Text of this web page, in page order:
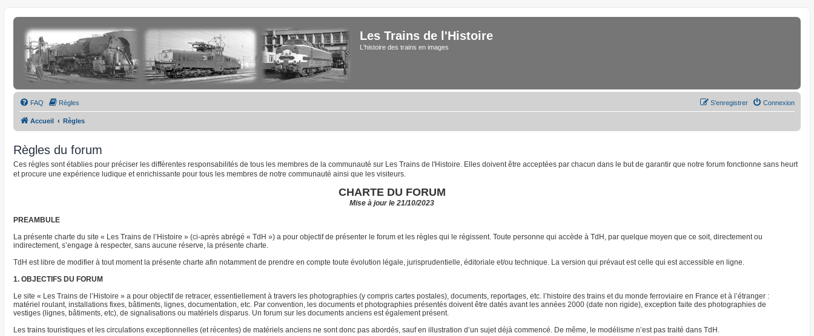
Les Trains de l'Histoire
L'histoire des trains en images
FAQ Règles Connexion
S’enregistrer
Accueil Règles
Règles du forum
Ces règles sont établies pour préciser les différentes responsabilités de tous les membres de la communauté sur Les Trains de l'Histoire. Elles doivent être acceptées par chacun dans le but de garantir que notre forum fonctionne sans heurt
et procure une expérience ludique et enrichissante pour tous les membres de notre communauté ainsi que les visiteurs.
CHARTE DU FORUM
Mise à jour le 21/10/2023
PREAMBULE
La présente charte du site « Les Trains de l’Histoire » (ci-après abrégé « TdH ») a pour objectif de présenter le forum et les règles qui le régissent. Toute personne qui accède à TdH, par quelque moyen que ce soit, directement ou
indirectement, s’engage à respecter, sans aucune réserve, la présente charte.
TdH est libre de modifier à tout moment la présente charte afin notamment de prendre en compte toute évolution légale, jurisprudentielle, éditoriale et/ou technique. La version qui prévaut est celle qui est accessible en ligne.
1. OBJECTIFS DU FORUM
Le site « Les Trains de l’Histoire » a pour objectif de retracer, essentiellement à travers les photographies (y compris cartes postales), documents, reportages, etc. l’histoire des trains et du monde ferroviaire en France et à l’étranger :
matériel roulant, installations fixes, bâtiments, lignes, documentation, etc. Par convention, les documents et photographies présentés doivent être datés avant les années 2000 (date non rigide), exception faite des photographies de
vestiges (lignes, bâtiments, etc), de signalisations ou matériels disparus. Un forum sur les documents anciens est également présent.
Les trains touristiques et les circulations exceptionnelles (et récentes) de matériels anciens ne sont donc pas abordés, sauf en illustration d’un sujet déjà commencé. De même, le modélisme n’est pas traité dans TdH.